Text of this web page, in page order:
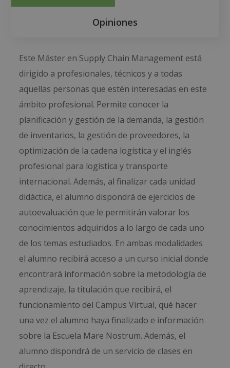
Opiniones
Este Máster en Supply Chain Management está
dirigido a profesionales, técnicos y a todas
aquellas personas que estén interesadas en este
ámbito profesional. Permite conocer la
planificación y gestión de la demanda, la gestión
de inventarios, la gestión de proveedores, la
optimización de la cadena logística y el inglés
profesional para logística y transporte
internacional. Además, al finalizar cada unidad
didáctica, el alumno dispondrá de ejercicios de
autoevaluación que le permitirán valorar los
conocimientos adquiridos a lo largo de cada uno
de los temas estudiados. En ambas modalidades
el alumno recibirá acceso a un curso inicial donde
encontrará información sobre la metodología de
aprendizaje, la titulación que recibirá, el
funcionamiento del Campus Virtual, qué hacer
una vez el alumno haya finalizado e información
sobre la Escuela Mare Nostrum. Además, el
alumno dispondrá de un servicio de clases en